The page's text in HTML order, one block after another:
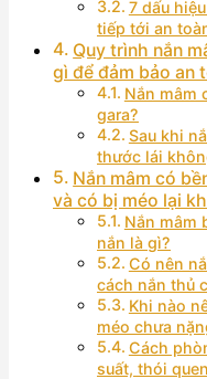
7 dấu
tiếp tới an
Quy trình nắn
gì để đảm bảo an
Nắn mâm
gara?
Sau khi
thước lái
Nắn mâm có
và có bị méo lại
Nắn mâm
nắn là gì?
Có nên
cách nắn thủ
Khi nào
méo chưa
Cách
suất, thói